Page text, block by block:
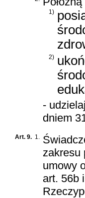
1)
2)
-
dniem
Art. 9. 1.
zakresu
umowy
art. 56b